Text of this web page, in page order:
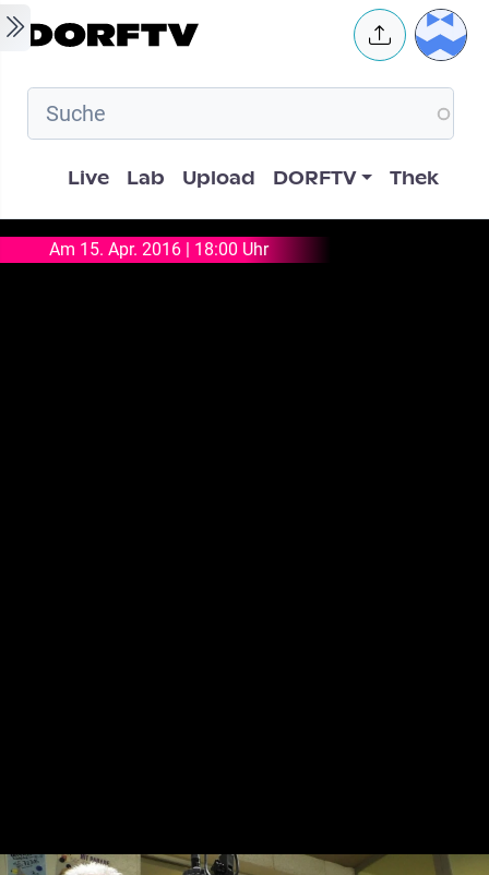
Skip to main content User
Hauptnavigation
Live Lab Upload DORFTV Thek
Am 15. Apr. 2016 | 18:00 Uhr